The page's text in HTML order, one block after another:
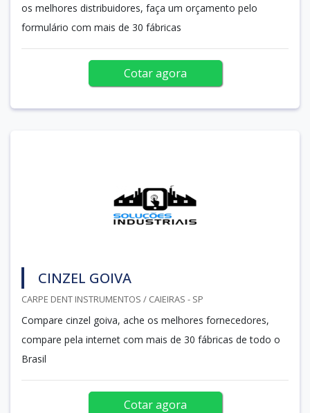
os melhores distribuidores, faça um orçamento pelo
formulário com mais de 30 fábricas
Cotar agora
CINZEL GOIVA
CARPE DENT INSTRUMENTOS / CAIEIRAS - SP
Compare cinzel goiva, ache os melhores fornecedores,
compare pela internet com mais de 30 fábricas de todo o
Brasil
Cotar agora